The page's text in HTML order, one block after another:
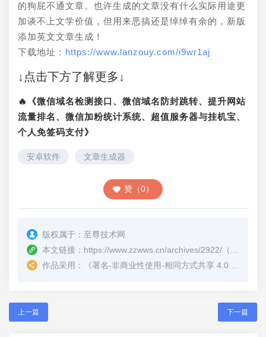
的狗屁不通文章。也许生成的文章没有什么实际用途更
加谈不上文学价值，但用来恶搞还是绰绰有余的，新版
添加英文文章生成！
下载地址： https://www.lanzouy.com/i9wr1aj
↓点击下方了解更多↓
🔥《微信域名检测接口、微信域名防封跳转、提升网站
流量排名、微信加粉统计系统、超值服务器与挂机宝、
个人免签码支付》
安卓软件 文章生成器
赞（0）
版权属于： 至尊技术网
本文链接： https://www.zzwws.cn/archives/2922/ （转载时请注明本文出处及文章链接）
作品采用：
《署名-非商业性使用-相同方式共享 4.0 国际 (CC BY-NC-SA 4.0)
上一篇 下一篇